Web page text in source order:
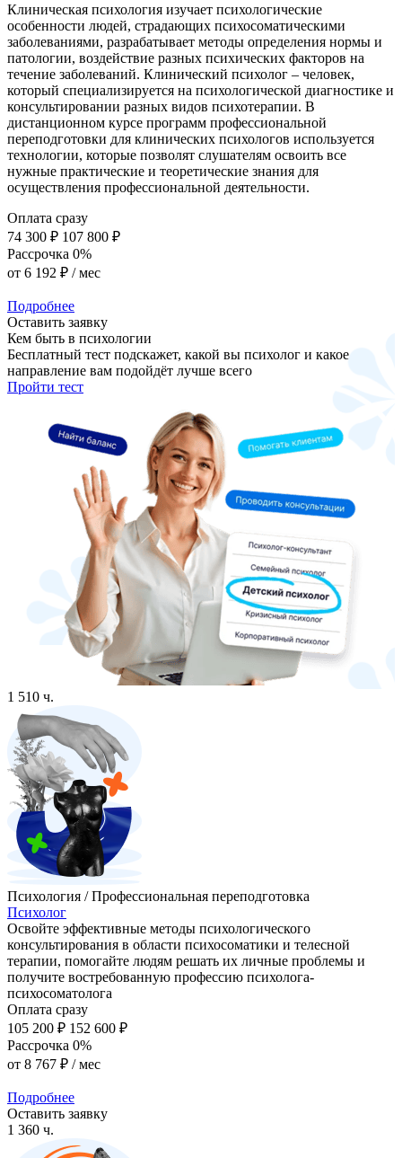
Клиническая психология изучает психологические
особенности людей, страдающих психосоматическими
заболеваниями, разрабатывает методы определения нормы и
патологии, воздействие разных психических факторов на
течение заболеваний. Клинический психолог – человек,
который специализируется на психологической диагностике и
консультировании разных видов психотерапии. В
дистанционном курсе программ профессиональной
переподготовки для клинических психологов используется
технологии, которые позволят слушателям освоить все
нужные практические и теоретические знания для
осуществления профессиональной деятельности.
Оплата сразу
74 300 ₽ 107 800 ₽
Рассрочка 0%
от 6 192 ₽ / мес
Подробнее
Оставить заявку
Кем быть в психологии
Бесплатный тест подскажет, какой вы психолог и какое
направление вам подойдёт лучше всего
Пройти тест
1 510 ч.
Психология / Профессиональная переподготовка
Психолог
Освойте эффективные методы психологического
консультирования в области психосоматики и телесной
терапии, помогайте людям решать их личные проблемы и
получите востребованную профессию психолога-
психосоматолога
Оплата сразу
105 200 ₽ 152 600 ₽
Рассрочка 0%
от 8 767 ₽ / мес
Подробнее
Оставить заявку
1 360 ч.